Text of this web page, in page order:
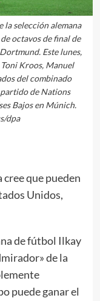
la selección alemana
octavos de final de
Este lunes,
Kroos, Manuel
del combinado
de Nations
Bajos en Múnich.
dpa
cree que pueden
Unidos,
de fútbol Ilkay
de la
puede ganar el